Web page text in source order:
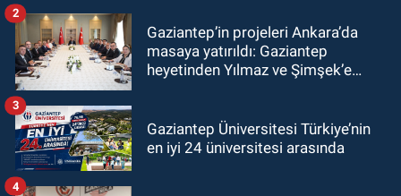
Gaziantep’in projeleri Ankara’da
masaya yatırıldı: Gaziantep
heyetinden Yılmaz ve Şimşek’e
2
Gaziantep Üniversitesi Türkiye’nin
en iyi 24 üniversitesi arasında
3
4